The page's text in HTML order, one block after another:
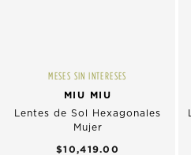
MESES SIN INTERESES
MIU MIU
Lentes de Sol Hexagonales
Mujer
$10,419.00